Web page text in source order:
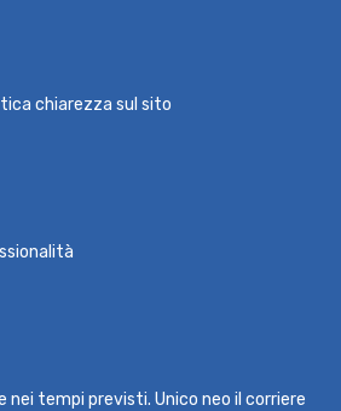
chiarezza sul sito
nei tempi previsti. Unico neo il corriere